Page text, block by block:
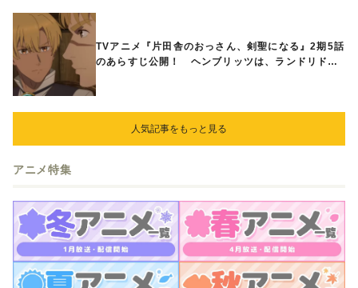
TVアニメ『片田舎のおっさん、剣聖になる』2期5話
のあらすじ公開！ ヘンブリッツは、ランドリドに
人気記事をもっと見る
アニメ特集